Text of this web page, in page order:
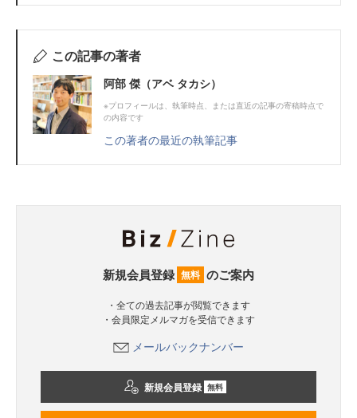
この記事の著者
阿部 傑（アベ タカシ）
※プロフィールは、執筆時点、または直近の記事の寄稿時点で
の内容です
この著者の最近の執筆記事
新規会員登録 無料 のご案内
・全ての過去記事が閲覧できます
・会員限定メルマガを受信できます
メールバックナンバー
新規会員登録 無料